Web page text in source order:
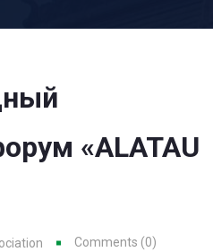
«ALATAU
Comments (0)